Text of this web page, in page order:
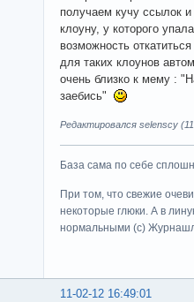
получаем кучу ссылок
клоуну, у которого
возможность
для таких клоунов
очень близко к мему :
заебись"
Редактировался selenscy
База сама по себе
При том, что свежие
некоторые глюки. А в
нормальными (c)
11-02-12 16:49:01